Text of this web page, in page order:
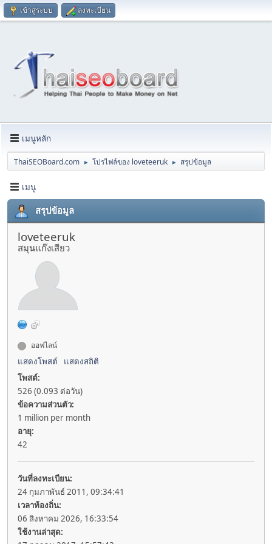
เข้าสู่ระบบ ลงทะเบียน
เมนูหลัก
ThaiSEOBoard.com ► โปรไฟล์ของ loveteeruk ► สรุปข้อมูล
เมนู
สรุปข้อมูล
loveteeruk
สมุนแก๊งเสียว
ออฟไลน์
แสดงโพสต์
แสดงสถิติ
โพสต์:
526 (0.093 ต่อวัน)
ข้อความส่วนตัว:
1 million per month
อายุ:
42
วันที่ลงทะเบียน:
24 กุมภาพันธ์ 2011, 09:34:41
เวลาท้องถิ่น:
06 สิงหาคม 2026, 16:33:54
ใช้งานล่าสุด: